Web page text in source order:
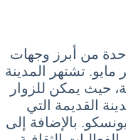
من أبرز وجهات
تشتهر المدينة
حيث يمكن للزوار
القديمة التي
بالإضافة إلى